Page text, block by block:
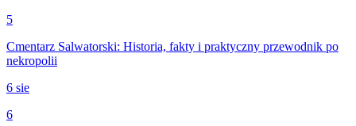
5
Cmentarz Salwatorski: Historia, fakty i praktyczny przewodnik po
nekropolii
6 sie
6